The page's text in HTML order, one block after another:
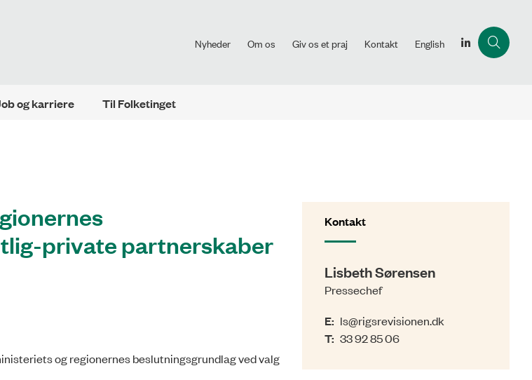
Nyheder Om os Giv os et praj Kontakt English
og karriere Til Folketinget
private partnerskaber
og regionernes beslutningsgrundlag ved valg
Kontakt
Lisbeth Sørensen
Pressechef
E: ls@rigsrevisionen.dk
T: 33 92 85 06